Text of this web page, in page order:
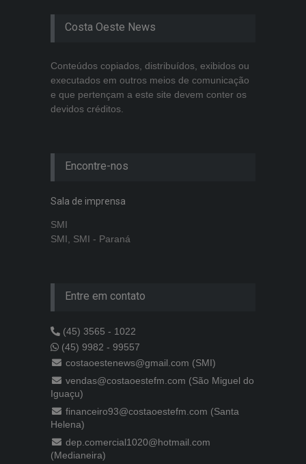
Costa Oeste News
Conteúdos copiados, distribuídos, exibidos ou
executados em outros meios de comunicação
e que pertençam a este site devem conter os
devidos créditos.
Encontre-nos
Sala de imprensa
SMI
SMI, SMI - Paraná
Entre em contato
(45) 3565 - 1022
(45) 9982 - 99557
costaoestenews@gmail.com (SMI)
vendas@costaoestefm.com (São Miguel do
Iguaçu)
financeiro93@costaoestefm.com (Santa
Helena)
dep.comercial1020@hotmail.com
(Medianeira)